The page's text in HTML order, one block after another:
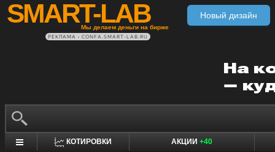
SMART-LAB
Мы делаем деньги на бирже
Новый дизайн
РЕКЛАМА • CONFA.SMART-LAB.RU
КОТИРОВКИ АКЦИИ +40